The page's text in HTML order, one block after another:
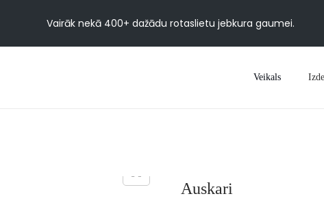
Vairāk nekā 400+ dažādu rotaslietu jebkura gaumei.
Veikals
Auskari